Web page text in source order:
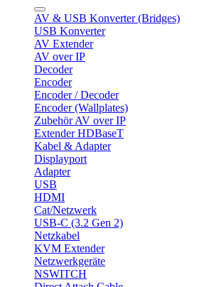
AV & USB Konverter (Bridges)
USB Konverter
AV Extender
AV over IP
Decoder
Encoder
Encoder / Decoder
Encoder (Wallplates)
Zubehör AV over IP
Extender HDBaseT
Kabel & Adapter
Displayport
Adapter
USB
HDMI
Cat/Netzwerk
USB-C (3.2 Gen 2)
Netzkabel
KVM Extender
Netzwerkgeräte
NSWITCH